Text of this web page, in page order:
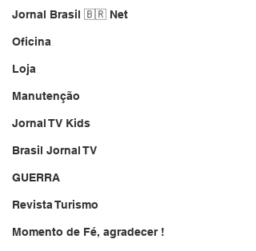
Jornal Brasil 🇧🇷 Net
Oficina
Loja
Manutenção
Jornal TV Kids
Brasil Jornal TV
GUERRA
Revista Turismo
Momento de Fé, agradecer !